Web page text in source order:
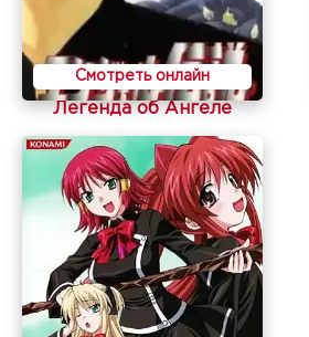
Смотреть онлайн
Легенда об Ангеле